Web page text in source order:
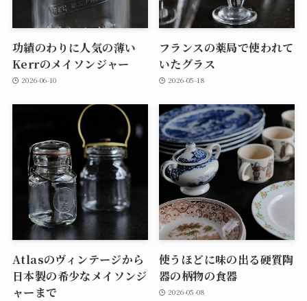
功績のわりに人気の薄い
Kerrのメイソンジャー
2026-06-10
フランスの薬局で使われて
いたグラス
2026-05-18
Atlasのヴィンテージから
日本製の希少なメイソンジ
ャーまで
使うほどに味の出る硬質陶
器の柄物の食器
2026-05-08